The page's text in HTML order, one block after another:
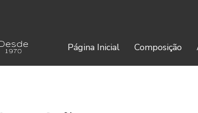
Página Inicial Composição